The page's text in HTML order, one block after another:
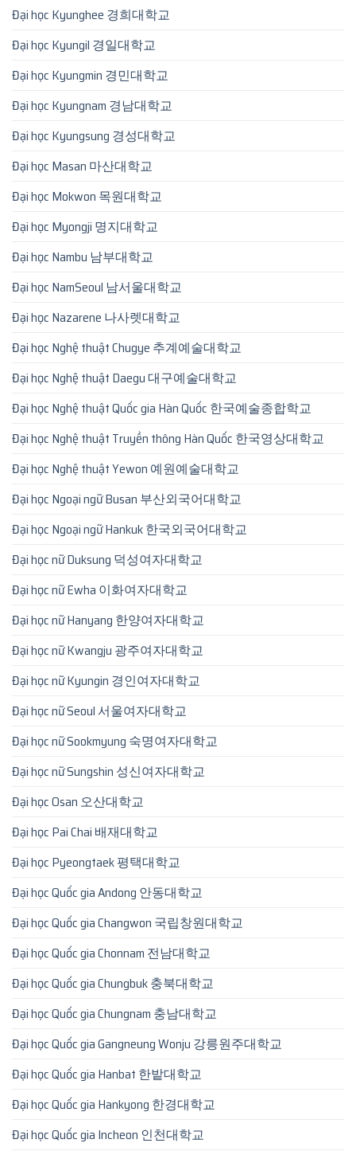
Đại học Kyunghee 경희대학교
Đại học Kyungil 경일대학교
Đại học Kyungmin 경민대학교
Đại học Kyungnam 경남대학교
Đại học Kyungsung 경성대학교
Đại học Masan 마산대학교
Đại học Mokwon 목원대학교
Đại học Myongji 명지대학교
Đại học Nambu 남부대학교
Đại học NamSeoul 남서울대학교
Đại học Nazarene 나사렛대학교
Đại học Nghệ thuật Chugye 추계예술대학교
Đại học Nghệ thuật Daegu 대구예술대학교
Đại học Nghệ thuật Quốc gia Hàn Quốc 한국예술종합학교
Đại học Nghệ thuật Truyền thông Hàn Quốc 한국영상대학교
Đại học Nghệ thuật Yewon 예원예술대학교
Đại học Ngoại ngữ Busan 부산외국어대학교
Đại học Ngoại ngữ Hankuk 한국외국어대학교
Đại học nữ Duksung 덕성여자대학교
Đại học nữ Ewha 이화여자대학교
Đại học nữ Hanyang 한양여자대학교
Đại học nữ Kwangju 광주여자대학교
Đại học nữ Kyungin 경인여자대학교
Đại học nữ Seoul 서울여자대학교
Đại học nữ Sookmyung 숙명여자대학교
Đại học nữ Sungshin 성신여자대학교
Đại học Osan 오산대학교
Đại học Pai Chai 배재대학교
Đại học Pyeongtaek 평택대학교
Đại học Quốc gia Andong 안동대학교
Đại học Quốc gia Changwon 국립창원대학교
Đại học Quốc gia Chonnam 전남대학교
Đại học Quốc gia Chungbuk 충북대학교
Đại học Quốc gia Chungnam 충남대학교
Đại học Quốc gia Gangneung Wonju 강릉원주대학교
Đại học Quốc gia Hanbat 한밭대학교
Đại học Quốc gia Hankyong 한경대학교
Đại học Quốc gia Incheon 인천대학교